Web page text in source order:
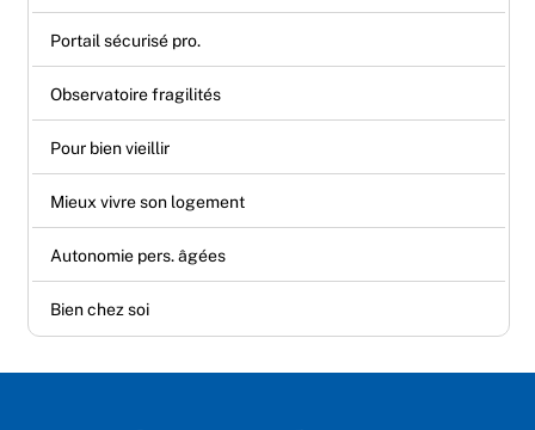
Portail sécurisé pro.
Observatoire fragilités
Pour bien vieillir
Mieux vivre son logement
Autonomie pers. âgées
Bien chez soi